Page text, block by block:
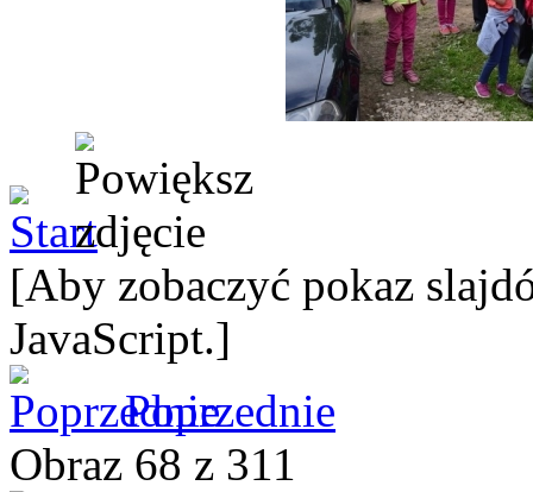
[Aby zobaczyć pokaz
JavaScript.]
Poprzednie
Obraz 68 z 311